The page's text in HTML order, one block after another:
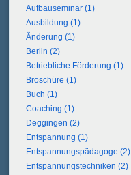
Aufbauseminar (1)
Ausbildung (1)
Änderung (1)
Berlin (2)
Betriebliche Förderung (1)
Broschüre (1)
Buch (1)
Coaching (1)
Deggingen (2)
Entspannung (1)
Entspannungspädagoge (2)
Entspannungstechniken (2)